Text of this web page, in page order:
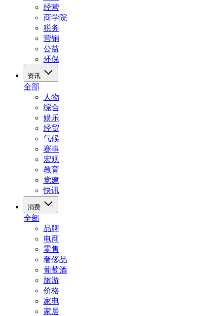
经营
商学院
税务
营销
公益
环保
资讯
全部
人物
综合
娱乐
经贸
气候
赛事
宏观
教育
党建
快讯
消费
全部
品牌
电商
零售
奢侈品
葡萄酒
旅游
价格
家电
家居